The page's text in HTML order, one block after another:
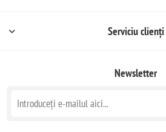
Serviciu clienți
Newsletter